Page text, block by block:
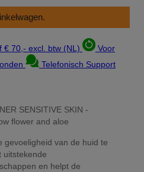
€ 70,- excl. btw (NL)
Voor
Telefonisch Support
SENSITIVE SKIN -
flower and aloe
gevoeligheid van de huid te
uitstekende
en helpt de